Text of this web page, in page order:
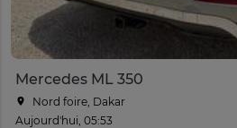
Mercedes ML 350
Nord foire, Dakar
Aujourd'hui, 05:53